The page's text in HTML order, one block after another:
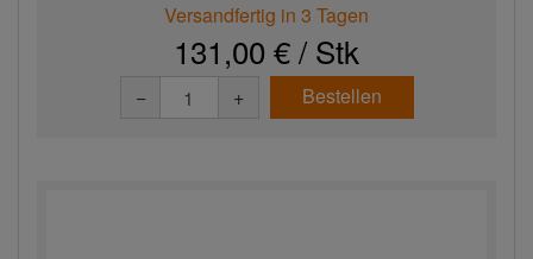
Versandfertig in 3 Tagen
131,00 € / Stk
− + Bestellen